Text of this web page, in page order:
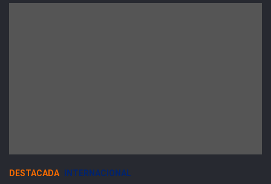
DESTACADA INTERNACIONAL